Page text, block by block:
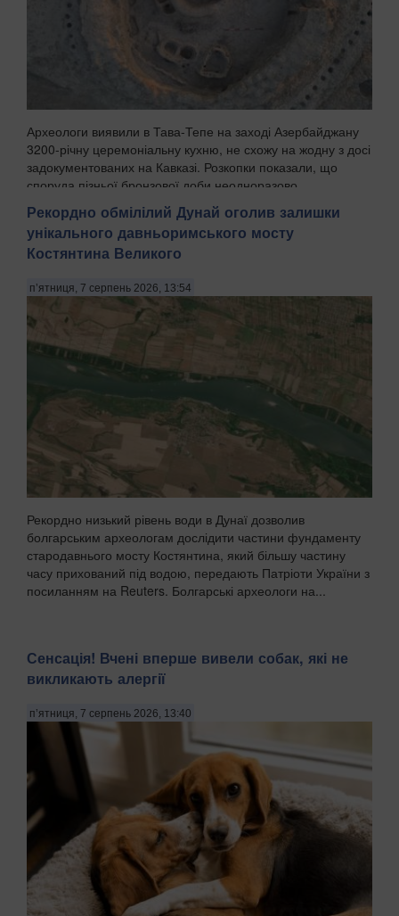
Археологи виявили в Тава-Тепе на заході Азербайджану
3200-річну церемоніальну кухню, не схожу на жодну з досі
задокументованих на Кавказі. Розкопки показали, що
споруда пізньої бронзової доби неодноразово
перебудовувалась протягом поколінь, а попередні...
Рекордно обмілілий Дунай оголив залишки
унікального давньоримського мосту
Костянтина Великого
п’ятниця, 7 серпень 2026, 13:54
Рекордно низький рівень води в Дунаї дозволив
болгарським археологам дослідити частини фундаменту
стародавнього мосту Костянтина, який більшу частину
часу прихований під водою, передають Патріоти України з
посиланням на Reuters. Болгарські археологи на...
Сенсація! Вчені вперше вивели собак, які не
викликають алергії
п’ятниця, 7 серпень 2026, 13:40